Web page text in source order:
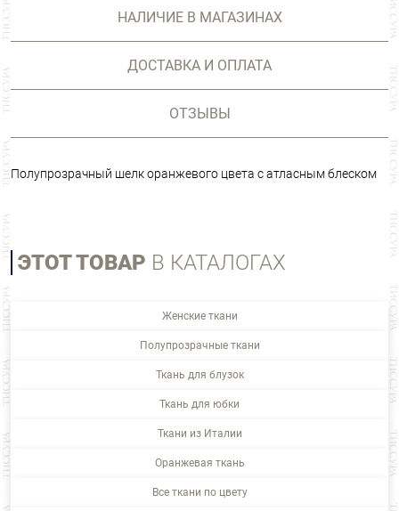
НАЛИЧИЕ В МАГАЗИНАХ
ДОСТАВКА И ОПЛАТА
ОТЗЫВЫ
Полупрозрачный шелк оранжевого цвета с атласным блеском
ЭТОТ ТОВАР В КАТАЛОГАХ
Женские ткани
Полупрозрачные ткани
Ткань для блузок
Ткань для юбки
Ткани из Италии
Оранжевая ткань
Все ткани по цвету